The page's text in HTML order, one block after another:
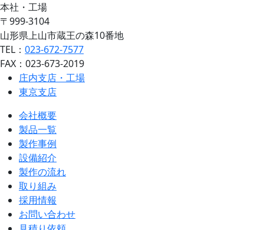
本社・工場
〒999-3104
山形県上山市蔵王の森10番地
TEL： 023-672-7577
FAX：023-673-2019
庄内支店・工場
東京支店
会社概要
製品一覧
製作事例
設備紹介
製作の流れ
取り組み
採用情報
お問い合わせ